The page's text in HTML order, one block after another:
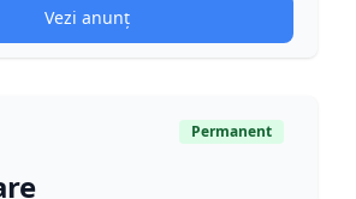
Vezi anunț
Permanent